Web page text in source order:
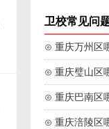
卫校常见问
⊙ 重庆万州区
药高等专科院
⊙ 重庆璧山区
业学院
⊙ 重庆巴南区
技工学校
⊙ 重庆涪陵区